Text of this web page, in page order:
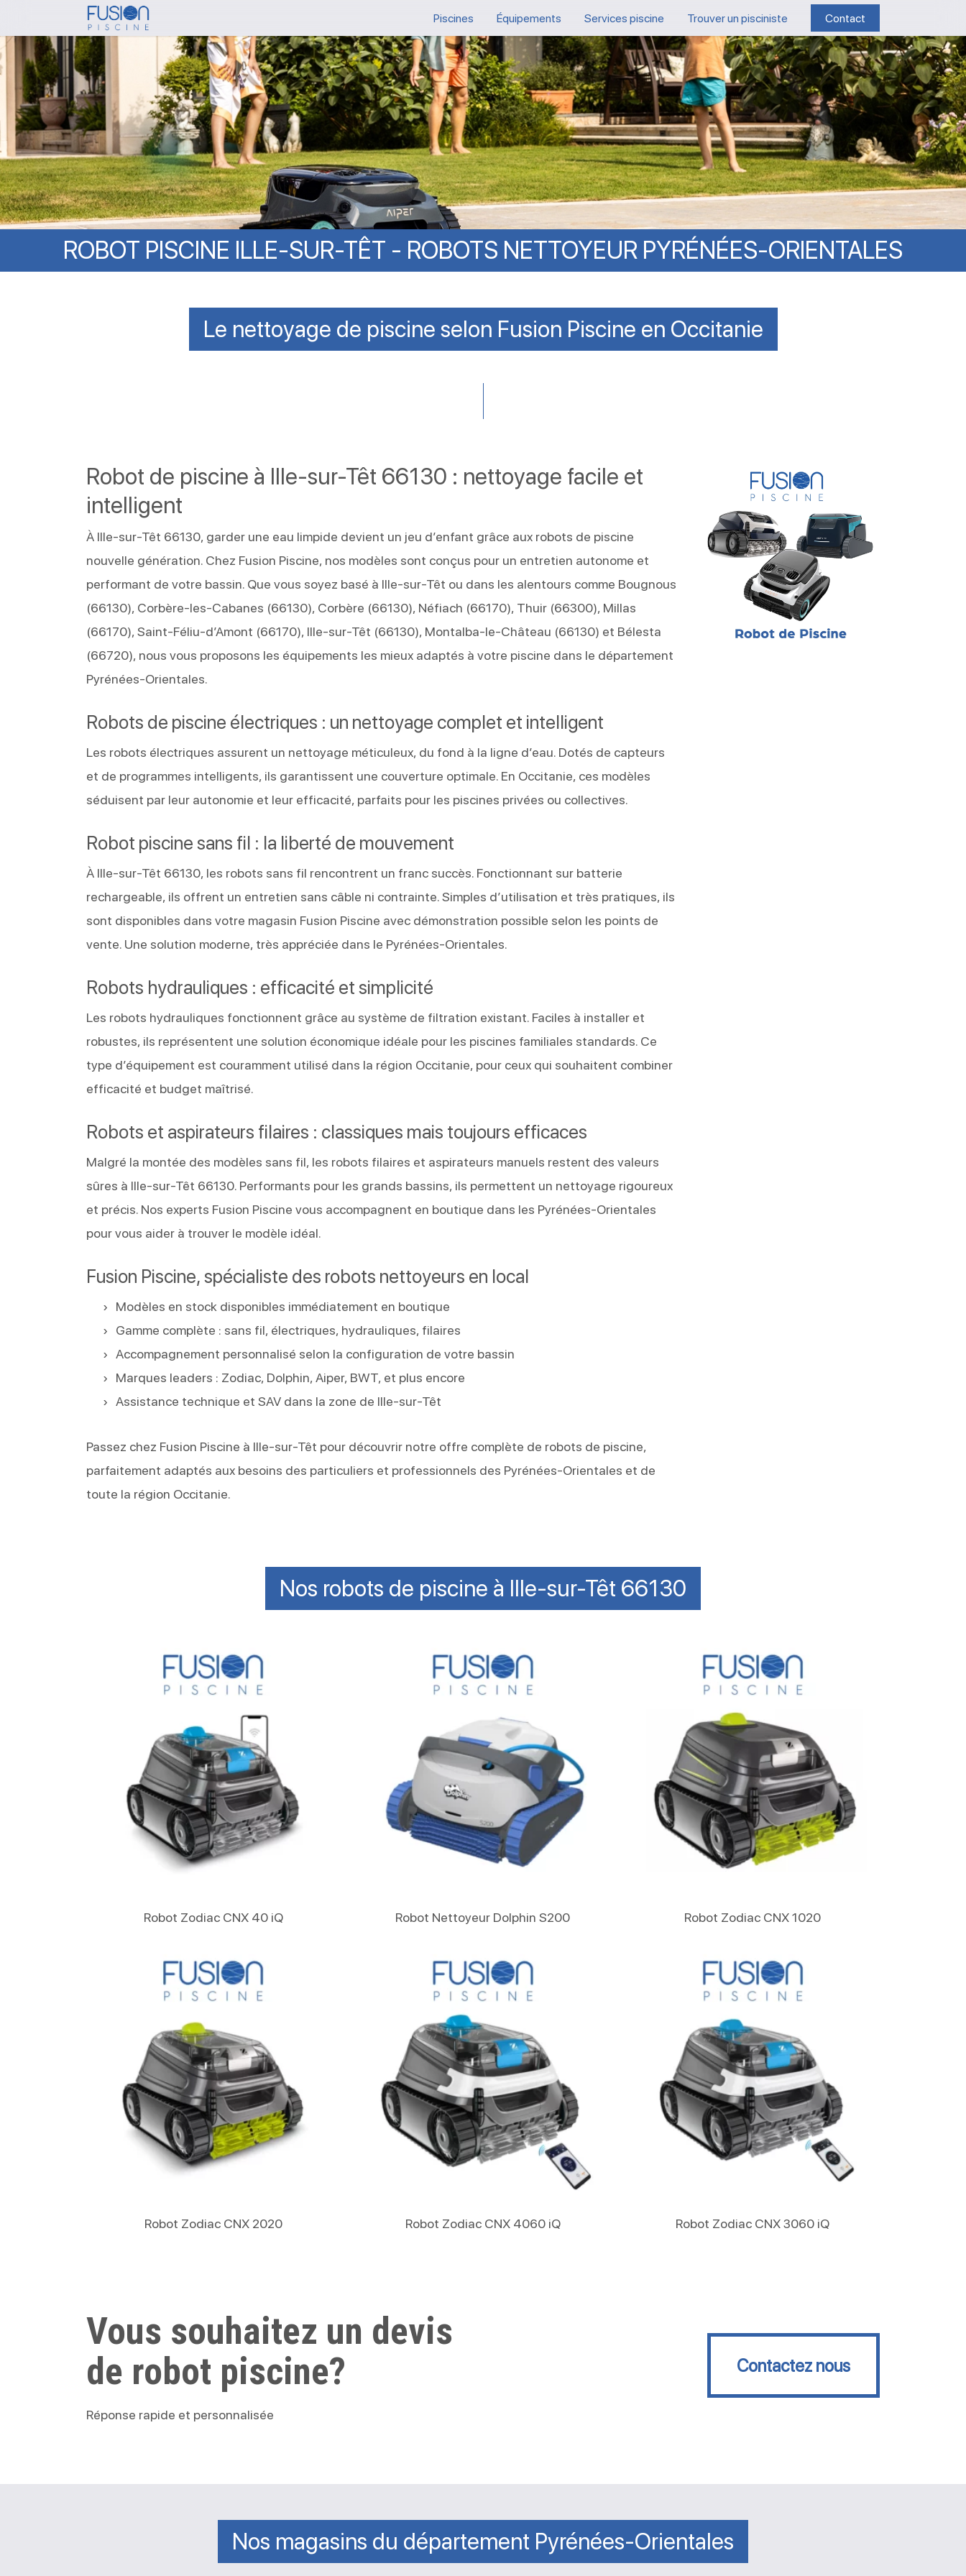
to
main
content
Piscines Équipements Services piscine Trouver un pisciniste Contact
ROBOT PISCINE ILLE-SUR-TÊT - ROBOTS NETTOYEUR PYRÉNÉES-ORIENTALES
Le nettoyage de piscine selon Fusion Piscine en Occitanie
Robot de piscine à Ille-sur-Têt 66130 : nettoyage facile et
intelligent
À Ille-sur-Têt 66130, garder une eau limpide devient un jeu d’enfant grâce aux robots de piscine
nouvelle génération. Chez Fusion Piscine, nos modèles sont conçus pour un entretien autonome et
performant de votre bassin. Que vous soyez basé à Ille-sur-Têt ou dans les alentours comme Bougnous
(66130), Corbère-les-Cabanes (66130), Corbère (66130), Néfiach (66170), Thuir (66300), Millas
(66170), Saint-Féliu-d’Amont (66170), Ille-sur-Têt (66130), Montalba-le-Château (66130) et Bélesta
(66720), nous vous proposons les équipements les mieux adaptés à votre piscine dans le département
Pyrénées-Orientales.
Robots de piscine électriques : un nettoyage complet et intelligent
Les robots électriques assurent un nettoyage méticuleux, du fond à la ligne d’eau. Dotés de capteurs
et de programmes intelligents, ils garantissent une couverture optimale. En Occitanie, ces modèles
séduisent par leur autonomie et leur efficacité, parfaits pour les piscines privées ou collectives.
Robot piscine sans fil : la liberté de mouvement
À Ille-sur-Têt 66130, les robots sans fil rencontrent un franc succès. Fonctionnant sur batterie
rechargeable, ils offrent un entretien sans câble ni contrainte. Simples d’utilisation et très pratiques, ils
sont disponibles dans votre magasin Fusion Piscine avec démonstration possible selon les points de
vente. Une solution moderne, très appréciée dans le Pyrénées-Orientales.
Robots hydrauliques : efficacité et simplicité
Les robots hydrauliques fonctionnent grâce au système de filtration existant. Faciles à installer et
robustes, ils représentent une solution économique idéale pour les piscines familiales standards. Ce
type d’équipement est couramment utilisé dans la région Occitanie, pour ceux qui souhaitent combiner
efficacité et budget maîtrisé.
Robots et aspirateurs filaires : classiques mais toujours efficaces
Malgré la montée des modèles sans fil, les robots filaires et aspirateurs manuels restent des valeurs
sûres à Ille-sur-Têt 66130. Performants pour les grands bassins, ils permettent un nettoyage rigoureux
et précis. Nos experts Fusion Piscine vous accompagnent en boutique dans les Pyrénées-Orientales
pour vous aider à trouver le modèle idéal.
Fusion Piscine, spécialiste des robots nettoyeurs en local
Modèles en stock disponibles immédiatement en boutique
Gamme complète : sans fil, électriques, hydrauliques, filaires
Accompagnement personnalisé selon la configuration de votre bassin
Marques leaders : Zodiac, Dolphin, Aiper, BWT, et plus encore
Assistance technique et SAV dans la zone de Ille-sur-Têt
Passez chez Fusion Piscine à Ille-sur-Têt pour découvrir notre offre complète de robots de piscine,
parfaitement adaptés aux besoins des particuliers et professionnels des Pyrénées-Orientales et de
toute la région Occitanie.
Nos robots de piscine à Ille-sur-Têt 66130
Robot Zodiac CNX 40 iQ Robot Nettoyeur Dolphin S200 Robot Zodiac CNX 1020
Robot Zodiac CNX 2020 Robot Zodiac CNX 4060 iQ Robot Zodiac CNX 3060 iQ
Vous souhaitez un devis
de robot piscine?
Réponse rapide et personnalisée
Contactez nous
Contactez nous
Nos magasins du département Pyrénées-Orientales